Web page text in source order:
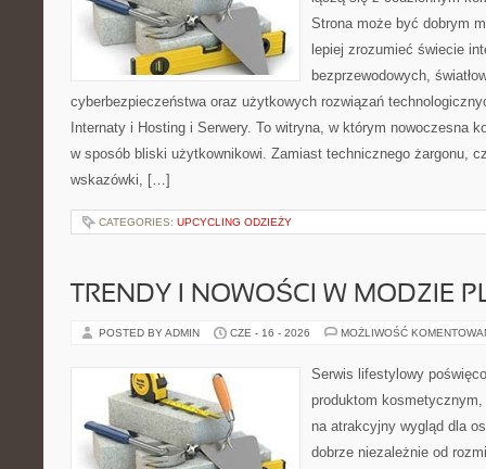
Strona może być dobrym
lepiej zrozumieć świecie
bezprzewodowych,
cyberbezpieczeństwa oraz użytkowych rozwiązań
Internaty i Hosting i Serwery. To witryna, w którym nowoczesna
w sposób bliski użytkownikowi. Zamiast technicznego żargonu,
wskazówki, […]
CATEGORIES: UPCYCLING ODZIEŻY
TRENDY I NOWOŚCI W MODZIE
POSTED BY ADMIN CZE - 16 - 2026 MOŻLIWOŚĆ
Serwis lifestylowy
produktom
na atrakcyjny wygląd dla
dobrze niezależnie od